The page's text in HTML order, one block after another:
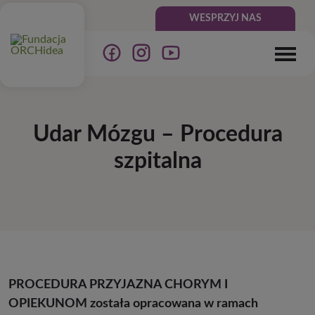
WESPRZYJ NAS
Udar Mózgu – Procedura
szpitalna
PROCEDURA PRZYJAZNA CHORYM I
OPIEKUNOM została opracowana w ramach